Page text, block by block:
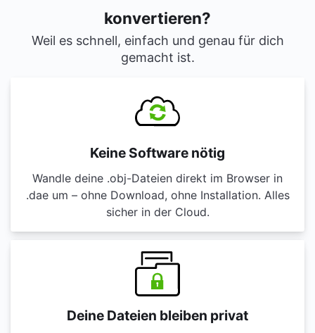
konvertieren?
Weil es schnell, einfach und genau für dich
gemacht ist.
Keine Software nötig
Wandle deine .obj-Dateien direkt im Browser in
.dae um – ohne Download, ohne Installation. Alles
sicher in der Cloud.
Deine Dateien bleiben privat